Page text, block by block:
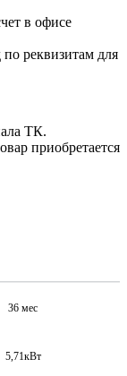
в офисе
реквизитам для
ТК.
приобретается
36 мес
5,71кВт